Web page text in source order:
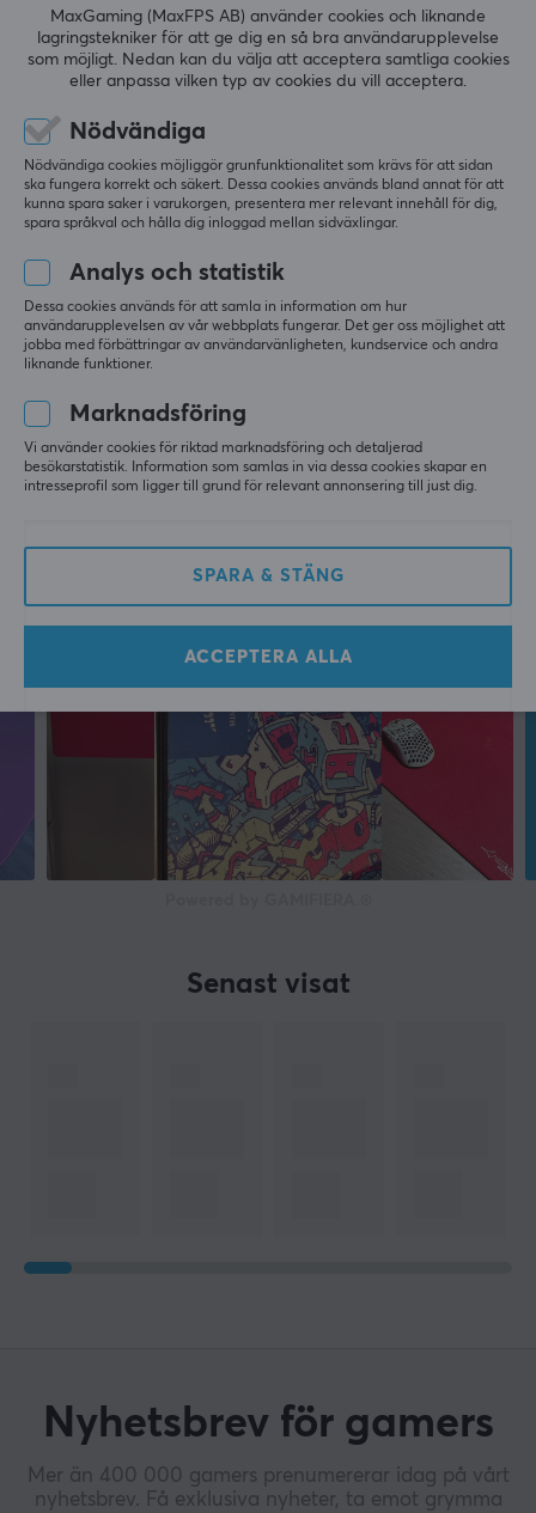
specialiserar sig på musmattor, headset och stolar
utformade för att förbättra precision,
reaktionsförmåga och spelupplevelse för professionella
och ambitiösa gamers.
Utöver produkter engagerar sig Wraith Esports aktivt i
e-sportgemenskapen genom sponsring av evenemang
och lag, med målet att stödja konkurrens och tillväxt
inom branschen. Varumärkets mission är att ge spelare
de etablerar en stark position på den globala e-
sportscenen, med fokus på innovation, kvalitet och
SPECIFIKATIONER
EGENSKAPER
Färg
Tjocklek
0.0
Baserat på 0 recensioner
5
0%
4
0%
2
LÄMNA RECENSION
Mer från vårt Community
Senast visat
Nyhetsbrev för gamers
Mer än 400 000 gamers prenumererar idag på vårt
nyhetsbrev. Få exklusiva nyheter, ta emot grymma
MaxGaming (MaxFPS AB) använder cookies och liknande
lagringstekniker för att ge dig en så bra användarupplevelse
som möjligt. Nedan kan du välja att acceptera samtliga cookies
eller anpassa vilken typ av cookies du vill acceptera.
Nödvändiga
Nödvändiga cookies möjliggör grunfunktionalitet som krävs för att sidan
ska fungera korrekt och säkert. Dessa cookies används bland annat för att
kunna spara saker i varukorgen, presentera mer relevant innehåll för dig,
spara språkval och hålla dig inloggad mellan sidväxlingar.
Analys och statistik
Dessa cookies används för att samla in information om hur
användarupplevelsen av vår webbplats fungerar. Det ger oss möjlighet att
jobba med förbättringar av användarvänligheten, kundservice och andra
liknande funktioner.
Marknadsföring
Vi använder cookies för riktad marknadsföring och detaljerad
besökarstatistik. Information som samlas in via dessa cookies skapar en
intresseprofil som ligger till grund för relevant annonsering till just dig.
SPARA & STÄNG
ACCEPTERA ALLA